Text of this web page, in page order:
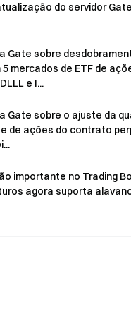
do servidor
Gate sobre
mercados de ETF de
e I...
Gate sobre o ajuste da
de ações do contrato
importante no Trading
agora suporta